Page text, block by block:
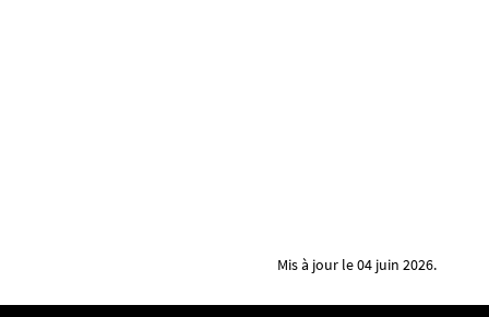
Mis à jour le 04 juin 2026.